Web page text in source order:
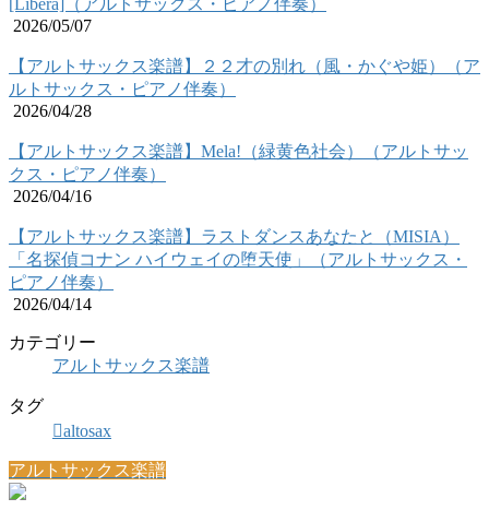
[Libera]（アルトサックス・ピアノ伴奏）
2026/05/07
【アルトサックス楽譜】２２才の別れ（風・かぐや姫）（ア
ルトサックス・ピアノ伴奏）
2026/04/28
【アルトサックス楽譜】Mela!（緑黄色社会）（アルトサッ
クス・ピアノ伴奏）
2026/04/16
【アルトサックス楽譜】ラストダンスあなたと（MISIA）
「名探偵コナン ハイウェイの堕天使」（アルトサックス・
ピアノ伴奏）
2026/04/14
カテゴリー
アルトサックス楽譜
タグ
altosax
アルトサックス楽譜